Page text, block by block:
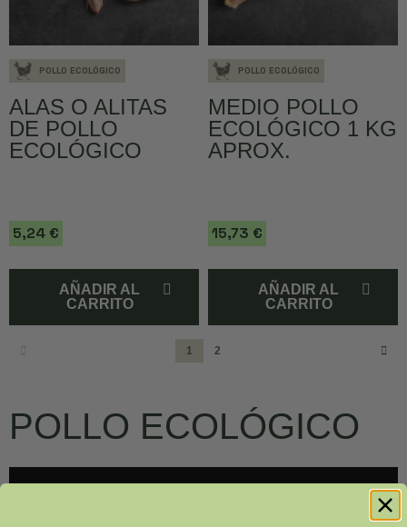
POLLO ECOLÓGICO
ALAS O ALITAS
DE POLLO
ECOLÓGICO
5,24 €
AÑADIR AL
CARRITO
POLLO ECOLÓGICO
MEDIO POLLO
ECOLÓGICO 1 KG
APROX.
15,73 €
AÑADIR AL
CARRITO
1 2
POLLO ECOLÓGICO